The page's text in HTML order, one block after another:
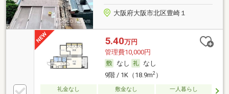
大阪府大阪市北区豊崎１
5.40万円
管理費10,000円
なし
なし
9階 / 1K（18.9m2）
礼金なし 敷金なし 一人暮らし